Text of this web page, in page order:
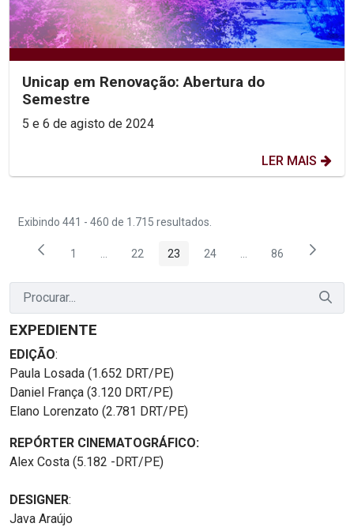
Unicap em Renovação: Abertura do
Semestre
LER MAIS
Exibindo 441 - 460 de 1.715 resultados.
Página
1 Páginas intermediárias Usar ABA para navegar.
Página
22 Página
23 Página
24 PáginasPágina
86
EXPEDIENTE
EDIÇÃO:
Paula Losada (1.652 DRT/PE)
Daniel França (3.120 DRT/PE)
Elano Lorenzato (2.781 DRT/PE)
REPÓRTER CINEMATOGRÁFICO:
Alex Costa (5.182 -DRT/PE)
DESIGNER:
Java Araújo